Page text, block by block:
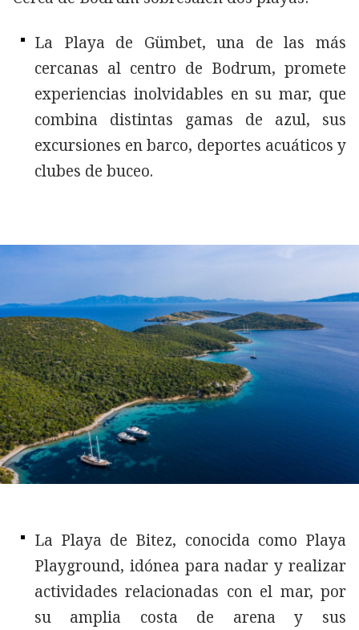
La Playa de Gümbet, una de las más
cercanas al centro de Bodrum, promete
experiencias inolvidables en su mar, que
combina distintas gamas de azul, sus
excursiones en barco, deportes acuáticos y
clubes de buceo.
La Playa de Bitez, conocida como Playa
Playground, idónea para nadar y realizar
actividades relacionadas con el mar, por
su amplia costa de arena y sus